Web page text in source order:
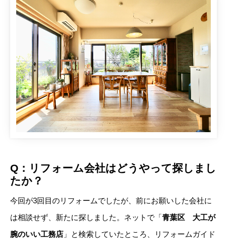
Q：リフォーム会社はどうやって探しまし
たか？
今回が3回目のリフォームでしたが、前にお願いした会社に
は相談せず、新たに探しました。ネットで「青葉区 大工が
腕のいい工務店 」と検索していたところ、リフォームガイド